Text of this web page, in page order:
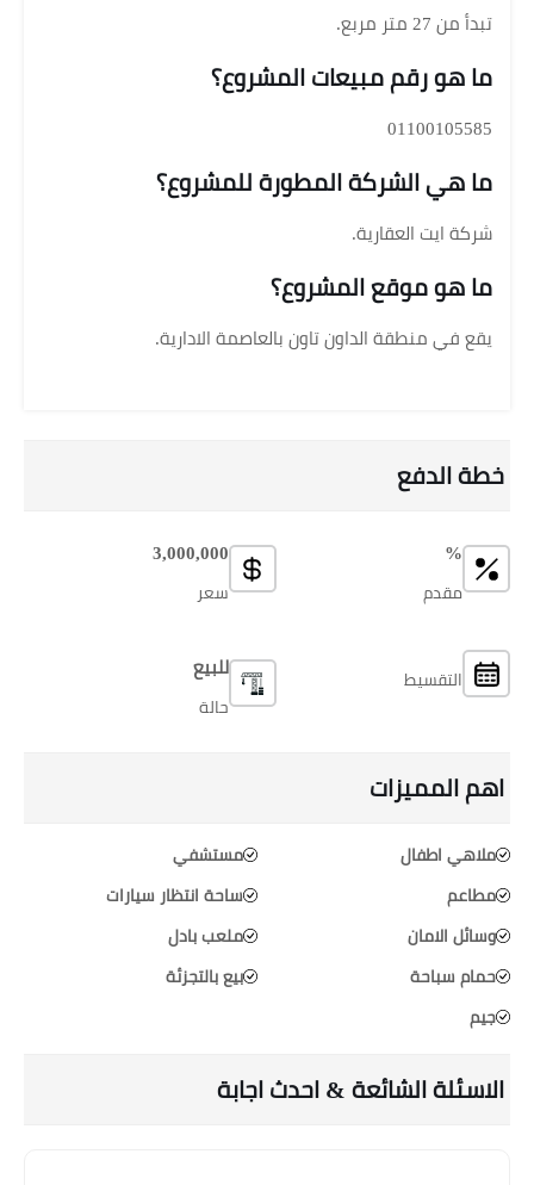
تبدأ من 27 متر مربع.
ما هو رقم مبيعات المشروع؟
01100105585
ما هي الشركة المطورة للمشروع؟
شركة ايت العقارية.
ما هو موقع المشروع؟
يقع في منطقة الداون تاون بالعاصمة الادارية.
خطة الدفع
%
مقدم
التقسيط
3,000,000
سعر
للبيع
حالة
اهم المميزات
ملاهي اطفال
مطاعم
وسائل الامان
حمام سباحة
جيم
مستشفي
ساحة انتظار سيارات
ملعب بادل
بيع بالتجزئة
الاسئلة الشائعة & احدث اجابة